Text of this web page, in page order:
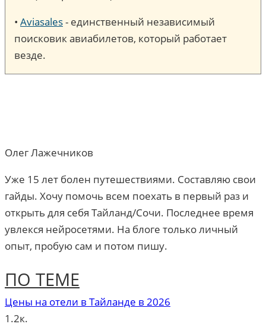
• Aviasales- единственный независимый
поисковик авиабилетов, который работает
везде.
Олег Лажечников
Уже 15 лет болен путешествиями. Составляю свои
гайды. Хочу помочь всем поехать в первый раз и
открыть для себя Тайланд/Сочи. Последнее время
увлекся нейросетями. На блоге только личный
опыт, пробую сам и потом пишу.
ПО ТЕМЕ
Цены на отели в Тайланде в 2026
1.2к.